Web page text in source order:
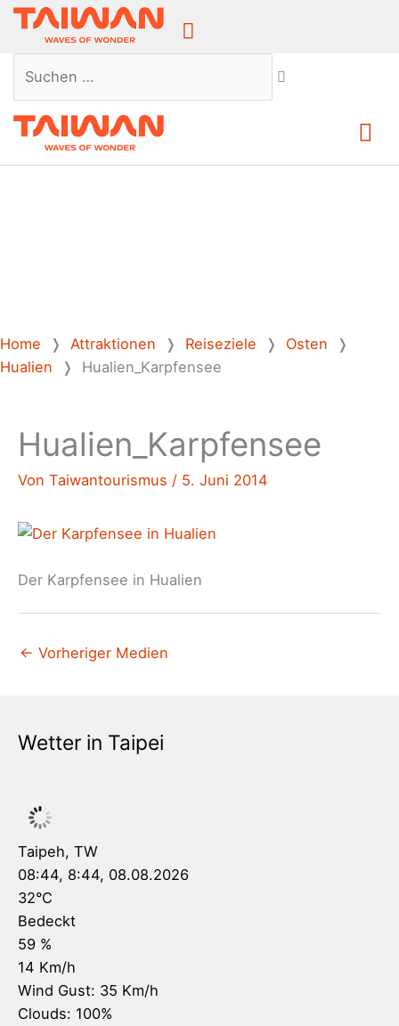
Above
Suchen …
Home ❭ Attraktionen ❭ Reiseziele ❭ Osten ❭
Hualien ❭ Hualien_Karpfensee
Hualien_Karpfensee
Von Taiwantourismus / 5. Juni 2014
Der Karpfensee in Hualien
← Vorheriger Medien
Wetter in Taipei
Taipeh, TW
08:44, 8:44, 08.08.2026
32°C
Bedeckt
59 %
14 Km/h
Wind Gust: 35 Km/h
Clouds: 100%